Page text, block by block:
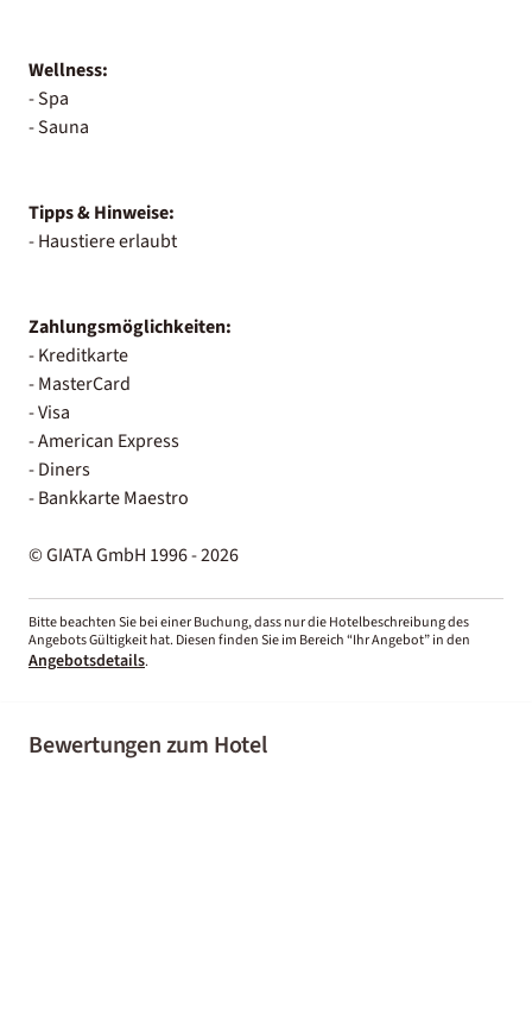
Wellness:
- Spa
- Sauna
Tipps & Hinweise:
- Haustiere erlaubt
Zahlungsmöglichkeiten:
- Kreditkarte
- MasterCard
- Visa
- American Express
- Diners
- Bankkarte Maestro
© GIATA GmbH 1996 - 2026
Bitte beachten Sie bei einer Buchung, dass nur die Hotelbeschreibung des
Angebots Gültigkeit hat. Diesen finden Sie im Bereich “Ihr Angebot” in den
Angebotsdetails.
Bewertungen zum Hotel